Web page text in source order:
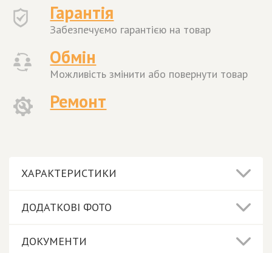
Гарантія
Забезпечуємо гарантією на товар
Обмін
Можливість змінити або повернути товар
Ремонт
ХАРАКТЕРИСТИКИ
ДОДАТКОВІ ФОТО
ДОКУМЕНТИ